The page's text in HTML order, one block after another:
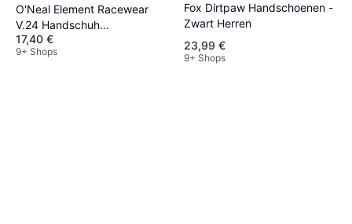
O'Neal Element Racewear
V.24 Handschuh
Schwarz/Neon Erwachsene
17,40 €
9+ Shops
Fox Dirtpaw Handschoenen -
Zwart Herren
23,99 €
9+ Shops